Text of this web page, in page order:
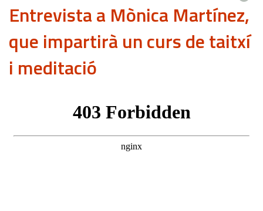
Entrevista a Mònica Martínez,
que impartirà un curs de taitxí
i meditació